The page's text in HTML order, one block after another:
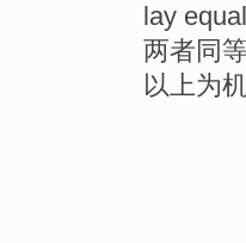
lay
两者同
以上为